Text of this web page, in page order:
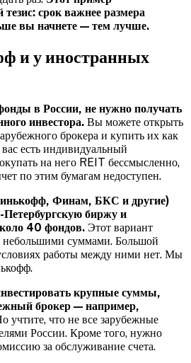
срок важнее размера
вы начнете — тем лучше.
и у иностранных
в России, не нужно получать
инвестора. Вы можете открыть
брокера и купить их как
есть индивидуальный
на него REIT бессмысленно,
по этим бумагам недоступен.
, Финам, БКС и другие)
биржу и
40 фондов. Этот вариант
суммами. Большой
работы между ними нет. Мы
крупные суммы,
брокер — например,
учтите, что не все зарубежные
России. Кроме того, нужно
за обслуживание счета.